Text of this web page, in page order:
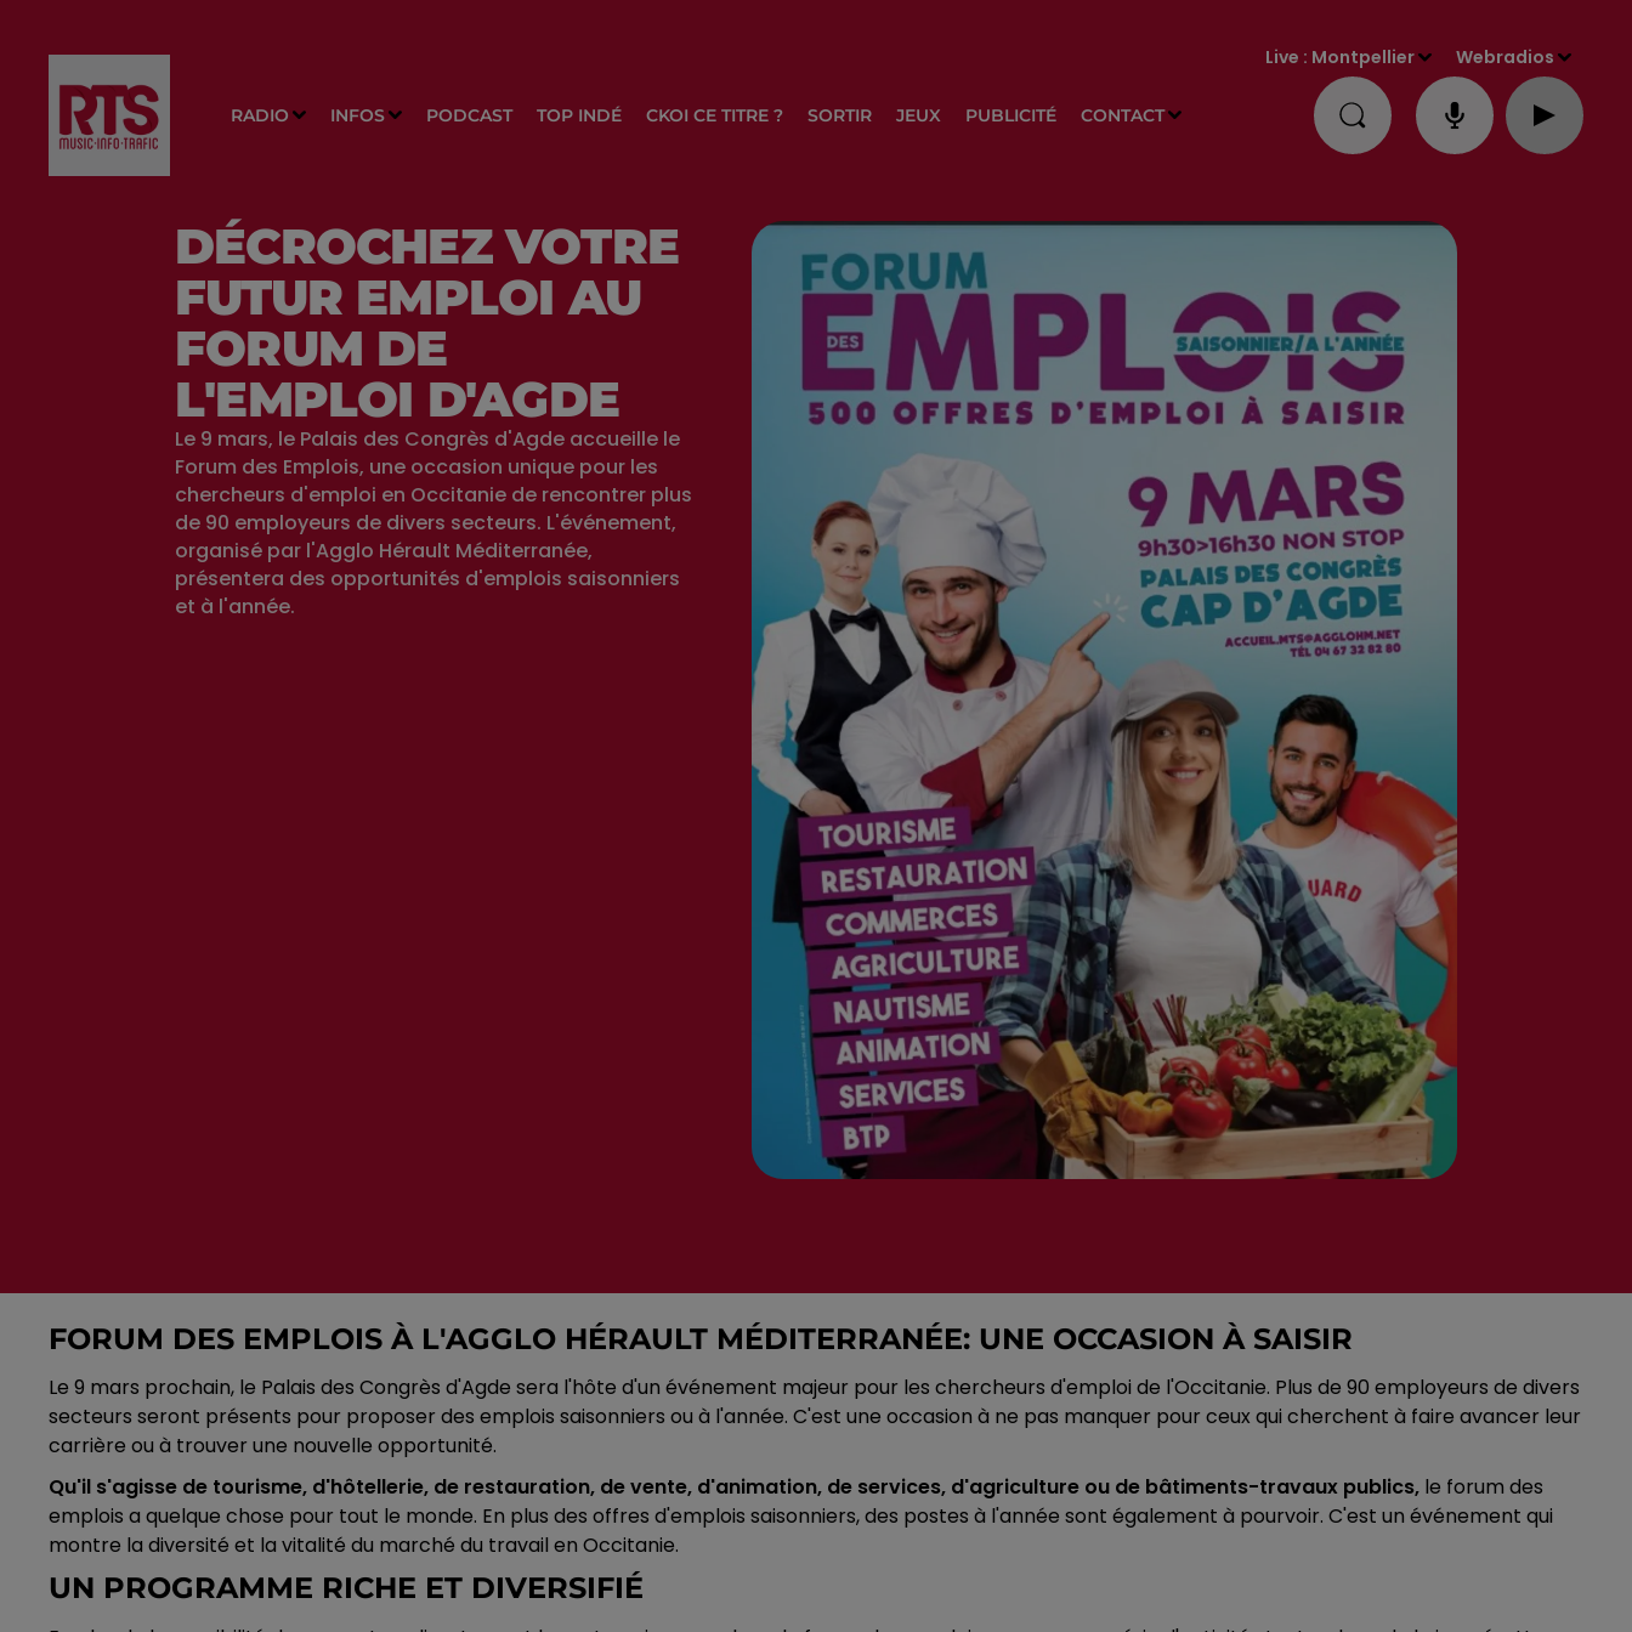
RADIO INFOS PODCAST TOP INDÉ CKOI CE TITRE ? SORTIR JEUX PUBLICITÉ CONTACT
Live : Montpellier Webradios
DÉCROCHEZ VOTRE
FUTUR EMPLOI AU
FORUM DE
L'EMPLOI D'AGDE
Le 9 mars, le Palais des Congrès d'Agde accueille le
Forum des Emplois, une occasion unique pour les
chercheurs d'emploi en Occitanie de rencontrer plus
de 90 employeurs de divers secteurs. L'événement,
organisé par l'Agglo Hérault Méditerranée,
présentera des opportunités d'emplois saisonniers
et à l'année.
FORUM DES EMPLOIS À L'AGGLO HÉRAULT MÉDITERRANÉE: UNE OCCASION À SAISIR
Le 9 mars prochain, le Palais des Congrès d'Agde sera l'hôte d'un événement majeur pour les chercheurs d'emploi de l'Occitanie. Plus de 90 employeurs de divers
secteurs seront présents pour proposer des emplois saisonniers ou à l'année. C'est une occasion à ne pas manquer pour ceux qui cherchent à faire avancer leur
carrière ou à trouver une nouvelle opportunité.
Qu'il s'agisse de tourisme, d'hôtellerie, de restauration, de vente, d'animation, de services, d'agriculture ou de bâtiments-travaux publics, le forum des
emplois a quelque chose pour tout le monde. En plus des offres d'emplois saisonniers, des postes à l'année sont également à pourvoir. C'est un événement qui
montre la diversité et la vitalité du marché du travail en Occitanie.
UN PROGRAMME RICHE ET DIVERSIFIÉ